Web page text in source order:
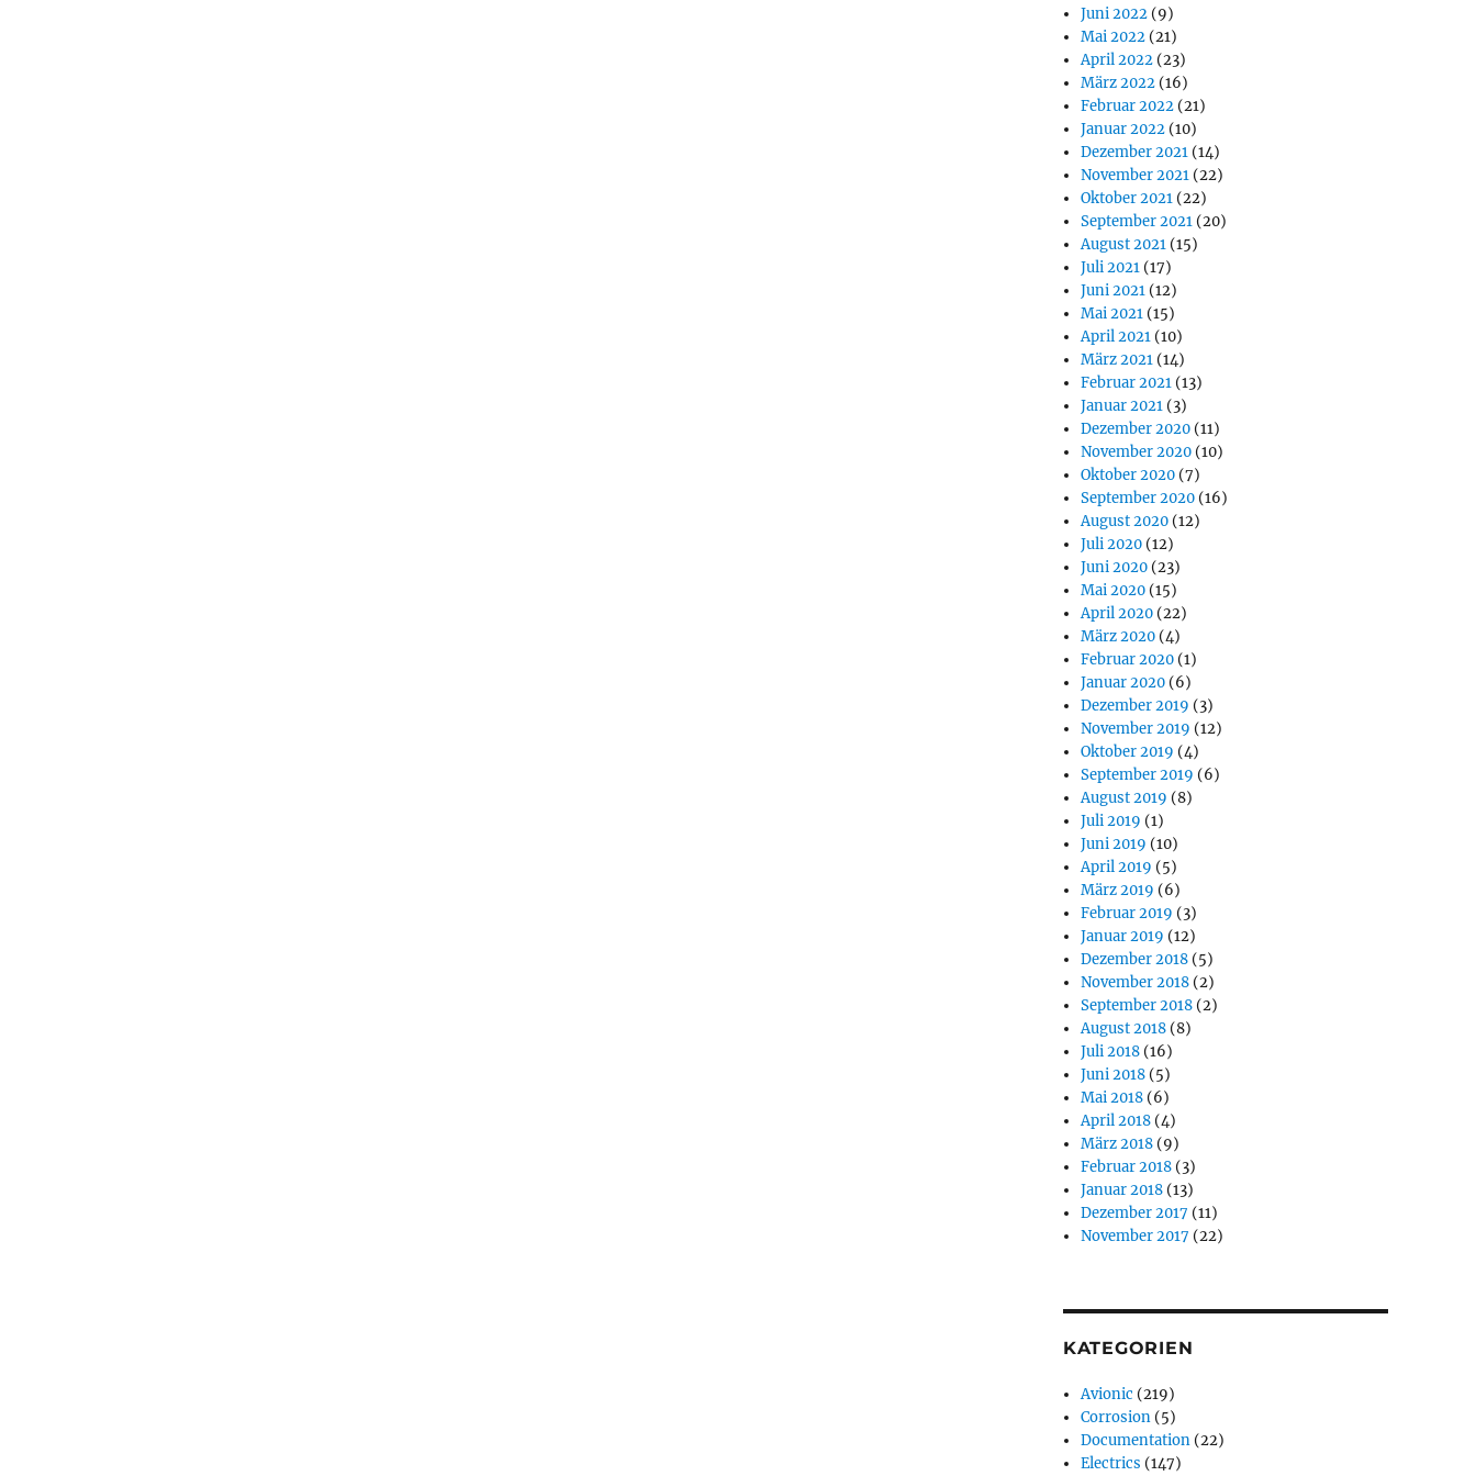
Juni 2022 (9)
Mai 2022 (21)
April 2022 (23)
März 2022 (16)
Februar 2022 (21)
Januar 2022 (10)
Dezember 2021 (14)
November 2021 (22)
Oktober 2021 (22)
September 2021 (20)
August 2021 (15)
Juli 2021 (17)
Juni 2021 (12)
Mai 2021 (15)
April 2021 (10)
März 2021 (14)
Februar 2021 (13)
Januar 2021 (3)
Dezember 2020 (11)
November 2020 (10)
Oktober 2020 (7)
September 2020 (16)
August 2020 (12)
Juli 2020 (12)
Juni 2020 (23)
Mai 2020 (15)
April 2020 (22)
März 2020 (4)
Februar 2020 (1)
Januar 2020 (6)
Dezember 2019 (3)
November 2019 (12)
Oktober 2019 (4)
September 2019 (6)
August 2019 (8)
Juli 2019 (1)
Juni 2019 (10)
April 2019 (5)
März 2019 (6)
Februar 2019 (3)
Januar 2019 (12)
Dezember 2018 (5)
November 2018 (2)
September 2018 (2)
August 2018 (8)
Juli 2018 (16)
Juni 2018 (5)
Mai 2018 (6)
April 2018 (4)
März 2018 (9)
Februar 2018 (3)
Januar 2018 (13)
Dezember 2017 (11)
November 2017 (22)
KATEGORIEN
Avionic (219)
Corrosion (5)
Documentation (22)
Electrics (147)